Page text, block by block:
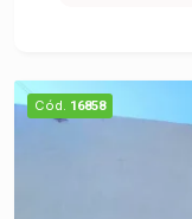
que pode ser
amplo pátio
quem possui
momentos de
Cód. 16858